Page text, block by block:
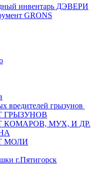
инвентарь ДЭВЕРИ
GRONS
вредителей грызунов
ГРЫЗУНОВ
КОМАРОВ, МУХ, И ДР.
МОЛИ
г.Пятигорск